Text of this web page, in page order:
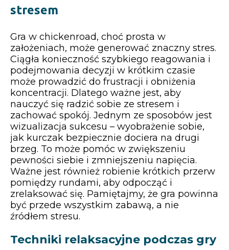
stresem
Gra w chickenroad, choć prosta w
założeniach, może generować znaczny stres.
Ciągła konieczność szybkiego reagowania i
podejmowania decyzji w krótkim czasie
może prowadzić do frustracji i obniżenia
koncentracji. Dlatego ważne jest, aby
nauczyć się radzić sobie ze stresem i
zachować spokój. Jednym ze sposobów jest
wizualizacja sukcesu – wyobrażenie sobie,
jak kurczak bezpiecznie dociera na drugi
brzeg. To może pomóc w zwiększeniu
pewności siebie i zmniejszeniu napięcia.
Ważne jest również robienie krótkich przerw
pomiędzy rundami, aby odpocząć i
zrelaksować się. Pamiętajmy, że gra powinna
być przede wszystkim zabawą, a nie
źródłem stresu.
Techniki relaksacyjne podczas gry